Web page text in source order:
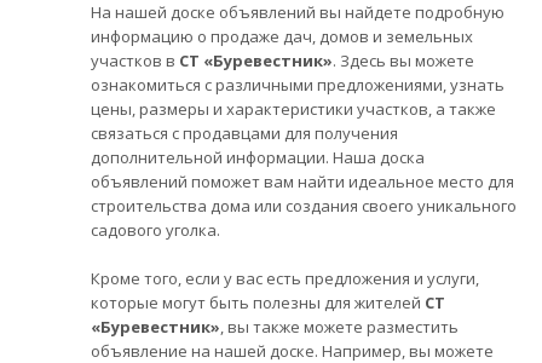
На нашей доске объявлений вы найдете подробную
информацию о продаже дач, домов и земельных
участков в СТ «Буревестник». Здесь вы можете
ознакомиться с различными предложениями, узнать
цены, размеры и характеристики участков, а также
связаться с продавцами для получения
дополнительной информации. Наша доска
объявлений поможет вам найти идеальное место для
строительства дома или создания своего уникального
садового уголка.
Кроме того, если у вас есть предложения и услуги,
которые могут быть полезны для жителей СТ
«Буревестник», вы также можете разместить
объявление на нашей доске. Например, вы можете